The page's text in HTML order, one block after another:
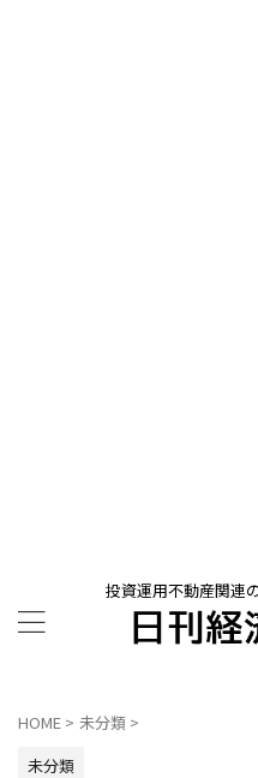
投資運用不動産関連
HOME > 未分類 >
未分類